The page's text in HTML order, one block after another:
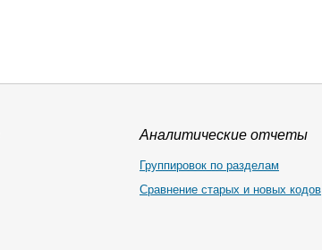
Аналитические отчеты
Группировок по разделам
Сравнение старых и новых кодов